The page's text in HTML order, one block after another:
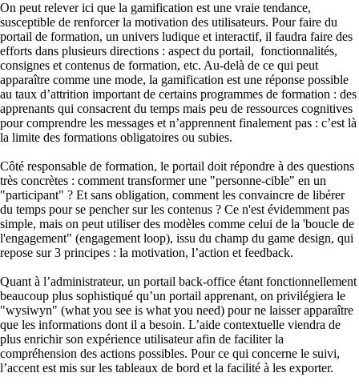
On peut relever ici que la gamification est une vraie tendance,
susceptible de renforcer la motivation des utilisateurs. Pour faire du
portail de formation, un univers ludique et interactif, il faudra faire des
efforts dans plusieurs directions : aspect du portail, fonctionnalités,
consignes et contenus de formation, etc. Au-delà de ce qui peut
apparaître comme une mode, la gamification est une réponse possible
au taux d’attrition important de certains programmes de formation : des
apprenants qui consacrent du temps mais peu de ressources cognitives
pour comprendre les messages et n’apprennent finalement pas : c’est là
la limite des formations obligatoires ou subies.
Côté responsable de formation, le portail doit répondre à des questions
très concrètes : comment transformer une "personne-cible" en un
"participant" ? Et sans obligation, comment les convaincre de libérer
du temps pour se pencher sur les contenus ? Ce n'est évidemment pas
simple, mais on peut utiliser des modèles comme celui de la 'boucle de
l'engagement" (engagement loop), issu du champ du game design, qui
repose sur 3 principes : la motivation, l’action et feedback.
Quant à l’administrateur, un portail back-office étant fonctionnellement
beaucoup plus sophistiqué qu’un portail apprenant, on privilégiera le
"wysiwyn" (what you see is what you need) pour ne laisser apparaître
que les informations dont il a besoin. L’aide contextuelle viendra de
plus enrichir son expérience utilisateur afin de faciliter la
compréhension des actions possibles. Pour ce qui concerne le suivi,
l’accent est mis sur les tableaux de bord et la facilité à les exporter.